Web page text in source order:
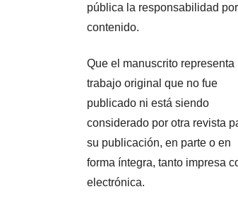
pública la responsabilidad
contenido.
Que el manuscrito representa
trabajo original que no fue
publicado ni está siendo
considerado por otra revista
su publicación, en parte o en
forma íntegra, tanto impresa
electrónica.